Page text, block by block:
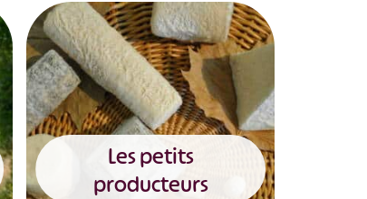
Les petits
producteurs